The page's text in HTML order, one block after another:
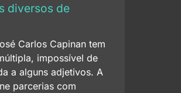
diversos de
Carlos Capinan tem
impossível de
a alguns adjetivos. A
parcerias com